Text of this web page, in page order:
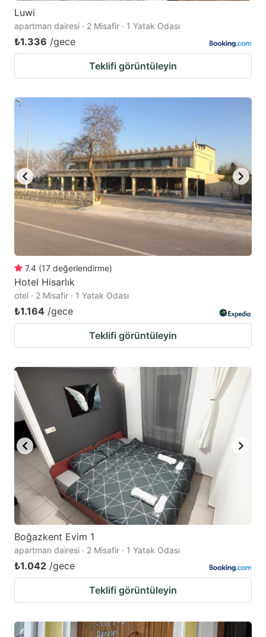
Luwi
apartman dairesi · 2 Misafir · 1 Yatak Odası
₺1.336 /gece
Teklifi görüntüleyin
7.4 (17 değerlendirme)
Hotel Hisarlık
otel · 2 Misafir · 1 Yatak Odası
₺1.164 /gece
Teklifi görüntüleyin
Boğazkent Evim 1
apartman dairesi · 2 Misafir · 1 Yatak Odası
₺1.042 /gece
Teklifi görüntüleyin